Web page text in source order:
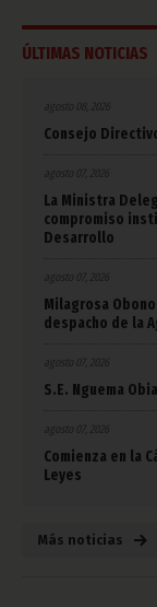
ÚLTIMAS NOTICIAS
agosto 08, 2026
Consejo
agosto 07, 2026
La Ministra
compromiso
Desarrollo
agosto 07, 2026
Milagrosa
despacho de la
agosto 07, 2026
S.E. Nguema
agosto 07, 2026
Comienza en la
Leyes
Más noticias